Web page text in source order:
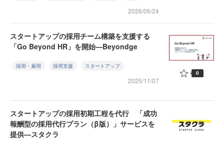
2026/06/24
スタートアップの採用チーム構築を支援する
「Go Beyond HR」を開始—Beyondge
採用・雇用 採用支援 スタートアップ
2025/11/07
0
スタートアップの採用初期工程を代行 「成功
報酬型の採用代行プラン（β版）」サービスを
提供—スタクラ